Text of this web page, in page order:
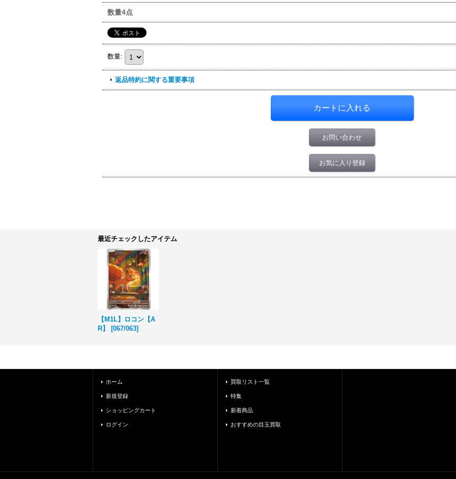
数量4点
数量:
返品特約に関する重要事項
お問い合わせ
お気に入り登録
最近チェックしたアイテム
【M1L】ロコン【A
R】
[067/063]
ホーム
新規登録
ショッピングカート
ログイン
買取リスト一覧
特集
新着商品
おすすめの目玉買取